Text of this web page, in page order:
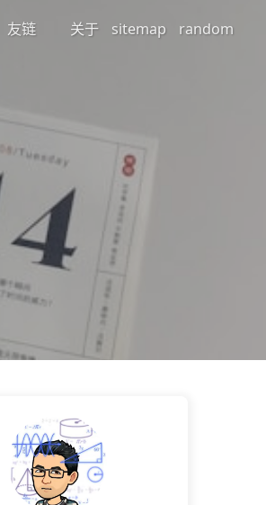
友链 关于 sitemap random